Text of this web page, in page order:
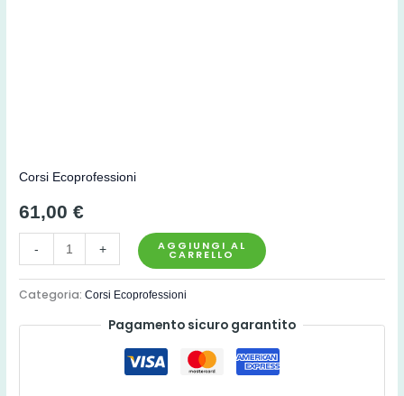
Corsi Ecoprofessioni
61,00€
- + AGGIUNGI AL
CARRELLO
Categoria:Corsi Ecoprofessioni
Pagamento sicuro garantito